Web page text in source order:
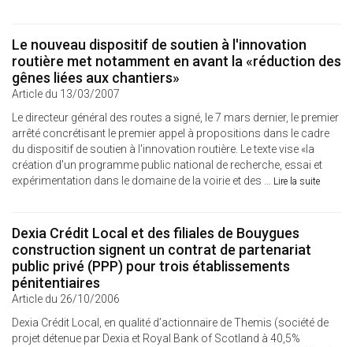
Le nouveau dispositif de soutien à l'innovation
routière met notamment en avant la «réduction des
gênes liées aux chantiers»
Article du 13/03/2007
Le directeur général des routes a signé, le 7 mars dernier, le premier
arrêté concrétisant le premier appel à propositions dans le cadre
du dispositif de soutien à l'innovation routière. Le texte vise «la
création d'un programme public national de recherche, essai et
expérimentation dans le domaine de la voirie et des ... Lire la suite
Dexia Crédit Local et des filiales de Bouygues
construction signent un contrat de partenariat
public privé (PPP) pour trois établissements
pénitentiaires
Article du 26/10/2006
Dexia Crédit Local, en qualité d’actionnaire de Themis (société de
projet détenue par Dexia et Royal Bank of Scotland à 40,5%